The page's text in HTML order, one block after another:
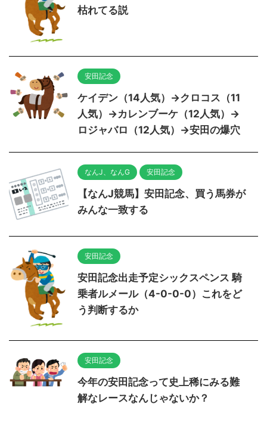
枯れてる説
安田記念
ケイデン（14人気）→クロコス（11
人気）→カレンブーケ（12人気）→
ロジャバロ（12人気）→安田の爆穴
なんJ、なんG 安田記念
【なんJ競馬】安田記念、買う馬券が
みんな一致する
安田記念
安田記念出走予定シックスペンス 騎
乗者ルメール（4-0-0-0）これをど
う判断するか
安田記念
今年の安田記念って史上稀にみる難
解なレースなんじゃないか？